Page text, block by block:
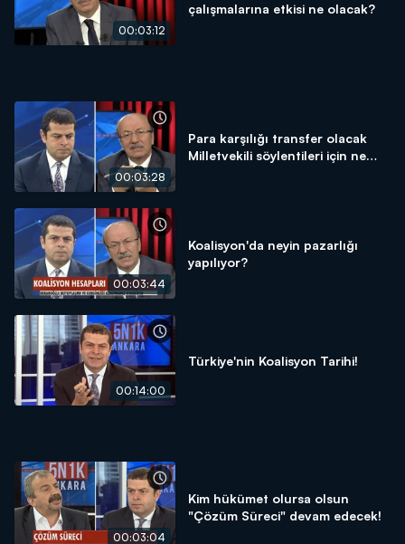
00:03:12
çalışmalarına etkisi ne olacak?
00:03:28
Para karşılığı transfer olacak
Milletvekili söylentileri için ne
00:03:44
Koalisyon'da neyin pazarlığı
yapılıyor?
00:14:00
Türkiye'nin Koalisyon Tarihi!
00:03:04
Kim hükümet olursa olsun
"Çözüm Süreci" devam edecek!